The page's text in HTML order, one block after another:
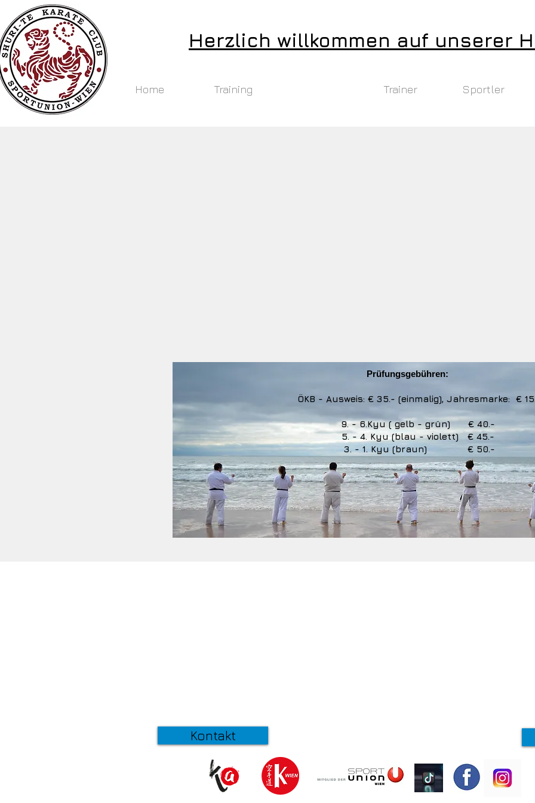
Herzlich willkommen auf unserer
Home Training Trainer Sportler
Prüfungsgebühren:​​​
ÖKB - Ausweis: € 35.- (einmalig), Jahresmarke: €
9. - 6.Kyu ( gelb - grün) € 40.-
5. - 4. Kyu (blau - violett) € 45.- ​
3. - 1. Kyu (braun)
€ 50.-
Kontakt